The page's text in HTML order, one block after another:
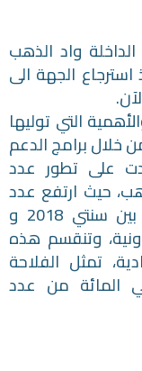
واد الذهب
الجهة الى
التي توليها
خلال برامج الدعم
على تطور عدد
حيث ارتفع عدد
التعاونيات بشكل ملاحظ في الفترة بين سنتي 2018 و
إلى ما يقارب 2000 تعاونية، وتنقسم هذه
تمثل الفلاحة
التقليدية أكثر من 50 في المائة من عدد